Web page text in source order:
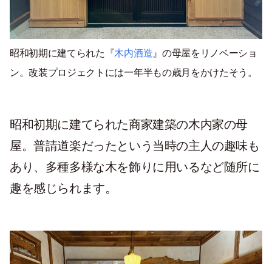
昭和初期に建てられた『木内酒造 』の母屋をリノベーショ
ン。改装プロジェクトには一年半もの歳月をかけたそう。
昭和初期に建てられた商家建築の木内家の母
屋。普請道楽だったという当時の主人の趣味も
あり、多種多様な木を飾りに用いるなど随所に
趣を感じられます。